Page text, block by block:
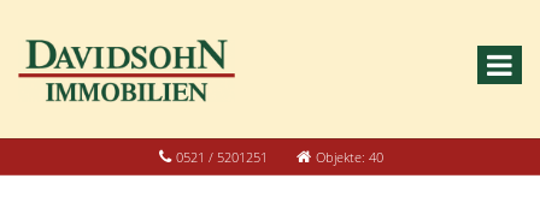
0521 / 5201251 Objekte: 40